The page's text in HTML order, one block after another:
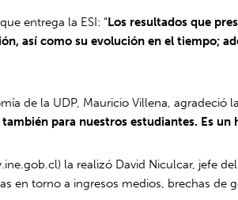
entrega la ESI: “Los resultados que
así como su evolución en el tiempo;
de la UDP, Mauricio Villena, agradeció
para nuestros estudiantes. Es
la realizó David Niculcar, jefe
en torno a ingresos medios, brechas de